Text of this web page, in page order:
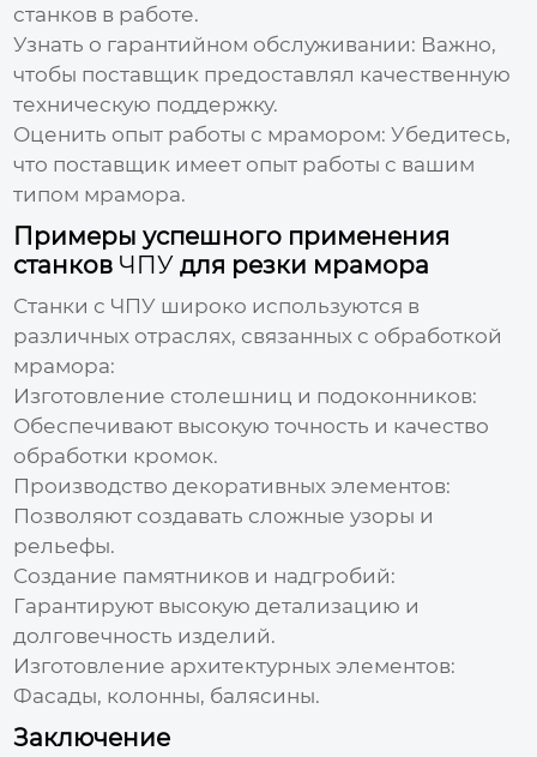
станков в работе.
Узнать о гарантийном обслуживании: Важно,
чтобы поставщик предоставлял качественную
техническую поддержку.
Оценить опыт работы с мрамором: Убедитесь,
что поставщик имеет опыт работы с вашим
типом мрамора.
Примеры успешного применения
станков ЧПУ для резки мрамора
Станки с ЧПУ широко используются в
различных отраслях, связанных с обработкой
мрамора:
Изготовление столешниц и подоконников:
Обеспечивают высокую точность и качество
обработки кромок.
Производство декоративных элементов:
Позволяют создавать сложные узоры и
рельефы.
Создание памятников и надгробий:
Гарантируют высокую детализацию и
долговечность изделий.
Изготовление архитектурных элементов:
Фасады, колонны, балясины.
Заключение